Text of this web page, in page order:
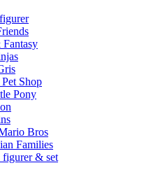
Shop
Pony
Bros
Families
& set